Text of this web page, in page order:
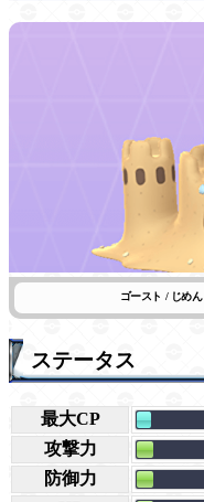
ゴースト / じめん
ステータス
最大CP
攻撃力
防御力